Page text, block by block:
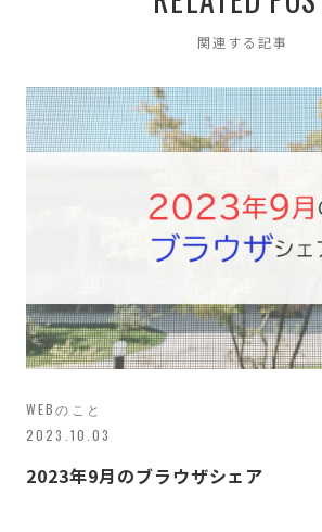
関連する記事
WEBのこと
2023.10.03
2023年9月のブラウザシェア